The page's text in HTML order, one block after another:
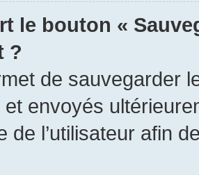
le bouton «
?
de sauvegarder
et envoyés
de l’utilisateur afin